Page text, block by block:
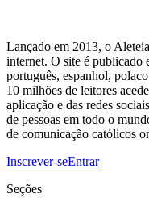
Lançado em 2013, o
internet. O site é publicado
português, espanhol,
10 milhões de leitores
aplicação e das redes
de pessoas em todo o
de comunicação católicos
Inscrever-seEntrar
Seções